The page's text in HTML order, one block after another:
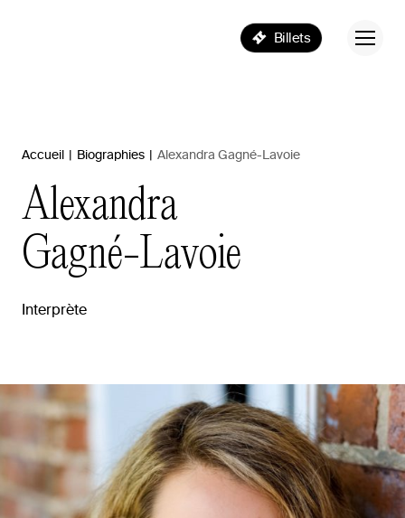
Billets
Accueil | Biographies | Alexandra Gagné-Lavoie
Alexandra
Gagné-Lavoie
Interprète